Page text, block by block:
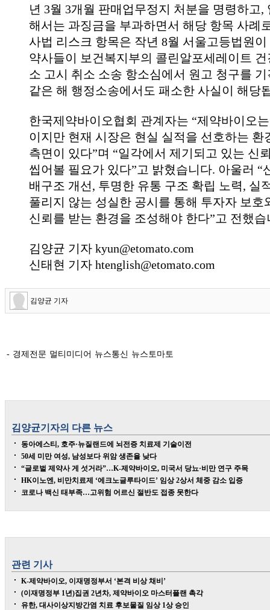
년 3월 3개월 판매업무정지 처분을 명령하고,
해서는 과징금을 부과하면서 해당 항목 사례
사법 리스크 항목은 작년 8월 서울고등법원
약사들이 보건복지부의 콜린알포세레이트
소 고시 취소 소송 항소심에서 원고 청구를
같은 해 행정소송에서도 패소한 사실이 해당
한국제약바이오협회 관계자는 “제약바이오
이지만 현재 시장은 현실 실적을 선호하는 환
측면이 있다”며 “일각에서 제기되고 있는 신
씹어볼 필요가 있다”고 밝혔습니다. 아울러 “
배구조 개선, 투명한 유통 구조 확립 노력, 실
풀리지 않는 성실한 공시를 통해 투자자 보호
신뢰를 받는 환경을 조성해야 한다”고 전했습
김양균 기자 kyun@etomato.com
신태현 기자 htenglish@etomato.com
김양균 기자
- 경제전문 멀티미디어 뉴스통신 뉴스토마토
김양균기자의 다른 뉴스
동아에스티, 호주·뉴질랜드에 뇌전증 치료제 기술이전
50세 미만 여성, 남성보다 위암 생존율 낮다
“글로벌 제약사 게 섯거라”…K-제약바이오, 미국서 당뇨·비만 연구 주목
HK이노엔, 비만치료제 ‘에크노글루타이드’ 임상 2상서 체중 감소 입증
코로나 백신 태부족…고위험 어르신 절반도 접종 못한다
관련 기사
K-제약바이오, 이재명정부서 ‘본격 비상 채비’
(이재명정부 1년)집권 2년차, 제약바이오 마스터플랜 촉각
유한, 대사이상지방간염 치료 후보물질 임상 1상 승인